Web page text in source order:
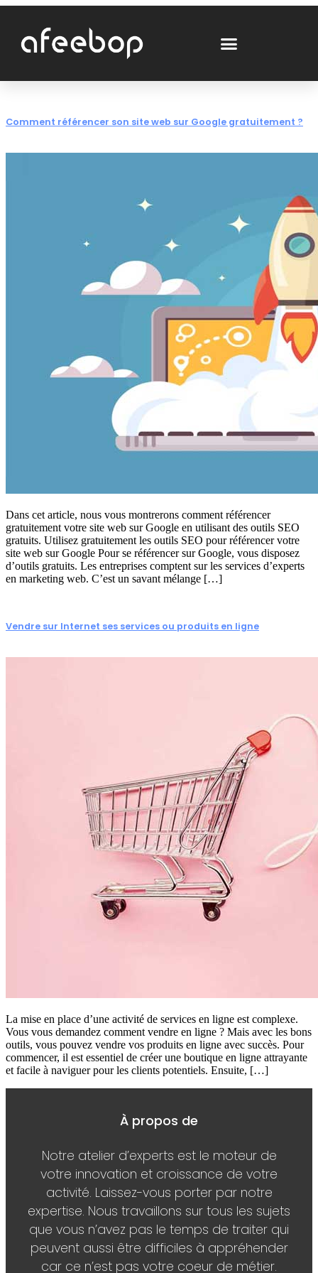
Comment référencer son site web sur Google gratuitement ?
Dans cet article, nous vous montrerons comment référencer
gratuitement votre site web sur Google en utilisant des outils SEO
gratuits. Utilisez gratuitement les outils SEO pour référencer votre
site web sur Google Pour se référencer sur Google, vous disposez
d’outils gratuits. Les entreprises comptent sur les services d’experts
en marketing web. C’est un savant mélange […]
Vendre sur Internet ses services ou produits en ligne
La mise en place d’une activité de services en ligne est complexe.
Vous vous demandez comment vendre en ligne ? Mais avec les bons
outils, vous pouvez vendre vos produits en ligne avec succès. Pour
commencer, il est essentiel de créer une boutique en ligne attrayante
et facile à naviguer pour les clients potentiels. Ensuite, […]
À propos de
Notre atelier d’experts est le moteur de
votre innovation et croissance de votre
activité. Laissez-vous porter par notre
expertise. Nous travaillons sur tous les sujets
que vous n’avez pas le temps de traiter qui
peuvent aussi être difficiles à appréhender
car ce n’est pas votre coeur de métier.